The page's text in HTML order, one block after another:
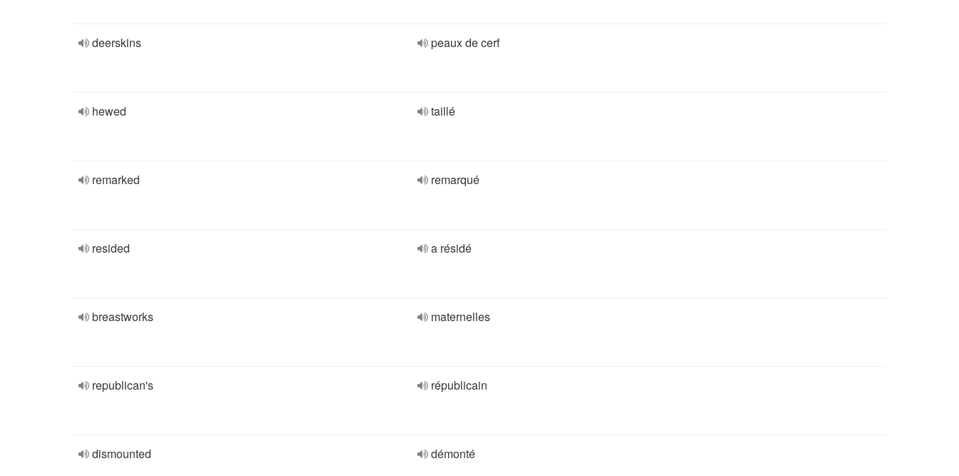
deerskins peaux de cerf
hewed taillé
remarked remarqué
resided a résidé
breastworks maternelles
republican's républicain
dismounted démonté